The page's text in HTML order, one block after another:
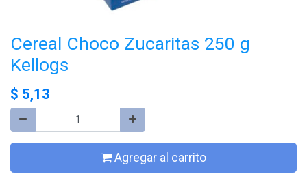
Cereal Choco Zucaritas 250 g
Kellogs
$ 5,13
Agregar al carrito